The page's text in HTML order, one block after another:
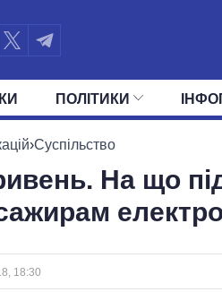
ПОЛIТИКИ
ПРЕЗИДЕНТ І ОФІС
›Суспільство
На що
18:30